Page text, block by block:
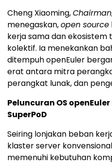
Cheng Xiaoming,Chairman
menegaskan,open source
kerja sama dan ekosistem
kolektif. Ia menekankan
ditempuh openEuler
erat antara mitra
perangkat lunak, dan
Peluncuran OS
SuperPoD
Seiring lonjakan beban
klaster server
memenuhi kebutuhan